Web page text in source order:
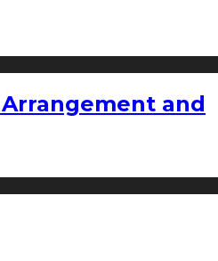
Arrangement and